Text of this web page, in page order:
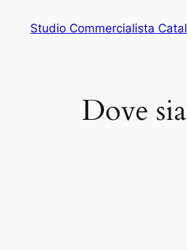
Studio Commercialista
Dove